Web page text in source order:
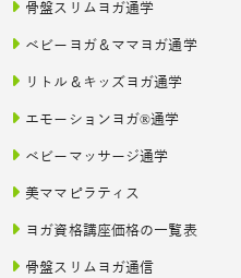
骨盤スリムヨガ通学
ベビーヨガ＆ママヨガ通学
リトル＆キッズヨガ通学
エモーションヨガ®通学
ベビーマッサージ通学
美ママピラティス
ヨガ資格講座価格の一覧表
骨盤スリムヨガ通信